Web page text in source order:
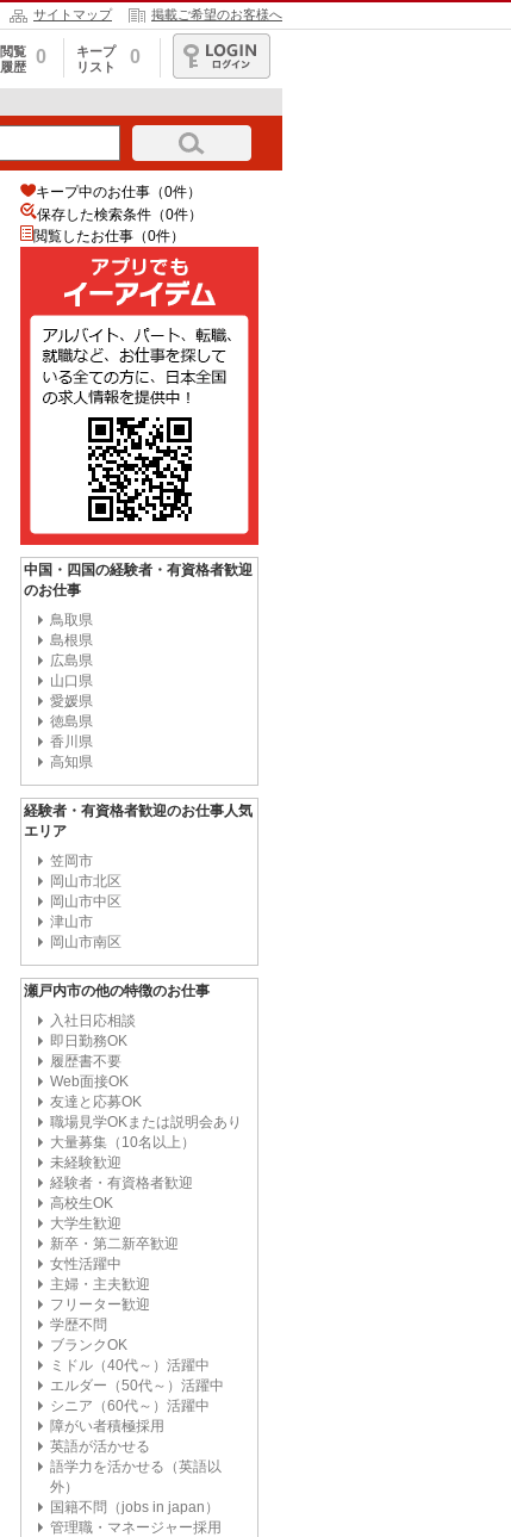
サイトマップ 掲載ご希望のお客様へ
閲覧
履歴
0
キープ
リスト
0
ログイン
キープ中のお仕事（0件）
保存した検索条件（0件）
閲覧したお仕事（0件）
中国・四国の経験者・有資格者歓迎
のお仕事
鳥取県
島根県
広島県
山口県
愛媛県
徳島県
香川県
高知県
経験者・有資格者歓迎のお仕事人気
エリア
笠岡市
岡山市北区
岡山市中区
津山市
岡山市南区
瀬戸内市の他の特徴のお仕事
入社日応相談
即日勤務OK
履歴書不要
Web面接OK
友達と応募OK
職場見学OKまたは説明会あり
大量募集（10名以上）
未経験歓迎
経験者・有資格者歓迎
高校生OK
大学生歓迎
新卒・第二新卒歓迎
女性活躍中
主婦・主夫歓迎
フリーター歓迎
学歴不問
ブランクOK
ミドル（40代～）活躍中
エルダー（50代～）活躍中
シニア（60代～）活躍中
障がい者積極採用
英語が活かせる
語学力を活かせる（英語以
外）
国籍不問（jobs in japan）
管理職・マネージャー採用